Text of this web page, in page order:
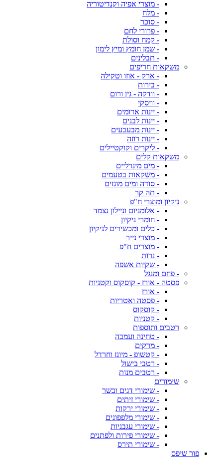
- מוצרי אפיה וקנדיטוריה
- מלח
- סוכר
- פרורי לחם
- קמח וסולת
- שמן חומץ ומיץ לימון
- תבלינים
משקאות חריפים
- ארק - אוזו וטקילה
- בירות
- וודקה - גין ורום
- וויסקי
- יינות אדומים
- יינות לבנים
- יינות מבעבעים
- יינות רוזה
- ליקרים וקוקטיילים
משקאות קלים
- מים מינרליים
- משקאות בטעמים
- סודה ומים מוגזים
- תה קר
ניקיון ומוצרי ח"פ
- אלומניום וניילון נצמד
- חומרי ניקיון
- כלים ומכשירים לניקיון
- מוצרי נייר
- מוצרים ח"פ
- נרות
- שקיות אשפה
- פחם ומנגל
פסטה - אורז - קוסקוס וקטניות
- אורז
- פסטה ואטריות
- קוסקוס
- קטניות
רטבים ותוספות
- טחינה ועמבה
- מרקים
- קטשופ - מיונז וחרדל
- רטבי בישול
- רטבים מנות
שימורים
- שימורי דגים ובשר
- שימורי זיתים
- שימורי ירקות
- שימורי מלפפונים
- שימורי עגבניות
- שימורי פירות ולפתנים
- שימורי תירס
פור שיפס